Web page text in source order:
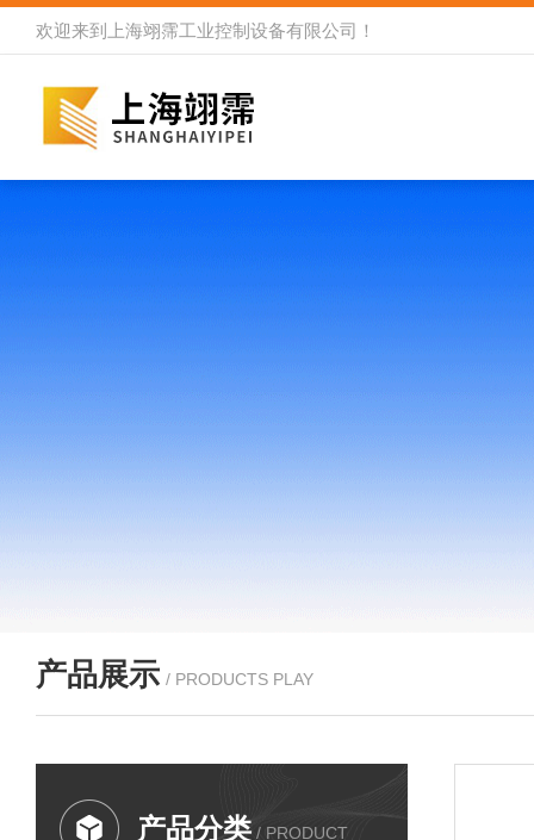
欢迎来到 上海翊霈工业控制设备有限公司 ！
产品展示 / PRODUCTS PLAY
产品分类 / PRODUCT